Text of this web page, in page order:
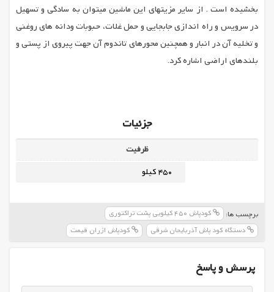
بخشیده است . از سایر مزیتهای این ماشین میتوان به سادگی و تسهیل
در سرویس و راه اندازی جابجایی و حمل غلات، حبوبات ودانه های روغنی
و تخلیه آن در انبار و همچنین محورهای تاندوم آن جهت پیروی از پستی و
بلندهای اراضی اشاره کرد.
جزئیات
ظرفیت
450 کیلو
برچسب ها:
کودپاش 450 کیلویی پشت تراکتوری
دستگاه کود پاش آذربایحان شرقی
کودپاش ازران قیمت
پرسش و پاسخ